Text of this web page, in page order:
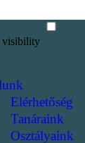
visibility
Elérhetőség
Tanáraink
Osztályaink